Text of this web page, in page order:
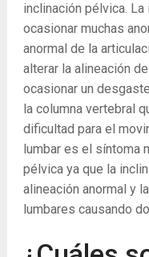
inclinación pélvica.
ocasionar muchas
anormal de la
alterar la alineación
ocasionar un
la columna vertebral
dificultad para el
lumbar es el síntoma
pélvica ya que la
alineación anormal y
lumbares causando